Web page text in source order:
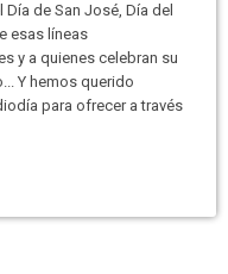
de San José, Día del
esas líneas
y a quienes celebran su
Y hemos querido
para ofrecer a través